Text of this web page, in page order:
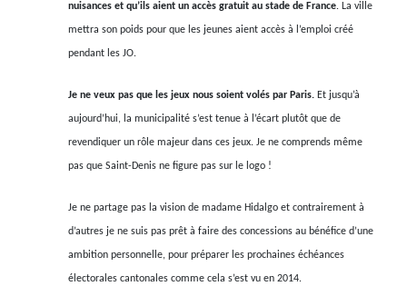
nuisances et qu’ils aient un accès gratuit au stade de France. La ville
mettra son poids pour que les jeunes aient accès à l’emploi créé
pendant les JO.
Je ne veux pas que les jeux nous soient volés par Paris. Et jusqu’à
aujourd’hui, la municipalité s’est tenue à l’écart plutôt que de
revendiquer un rôle majeur dans ces jeux. Je ne comprends même
pas que Saint-Denis ne figure pas sur le logo !
Je ne partage pas la vision de madame Hidalgo et contrairement à
d’autres je ne suis pas prêt à faire des concessions au bénéfice d’une
ambition personnelle, pour préparer les prochaines échéances
électorales cantonales comme cela s’est vu en 2014.